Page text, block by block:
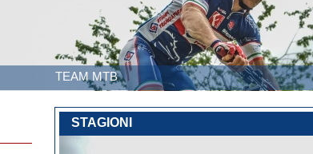
TEAM MTB
STAGIONI